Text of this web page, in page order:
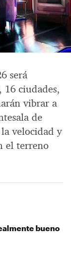
será
16 ciudades,
vibrar a
de
velocidad y
el terreno
bueno